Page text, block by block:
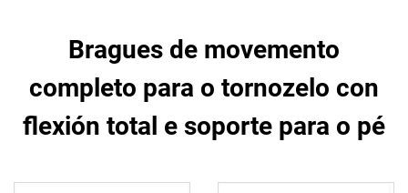
Bragues de movemento
completo para o tornozelo con
flexión total e soporte para o pé